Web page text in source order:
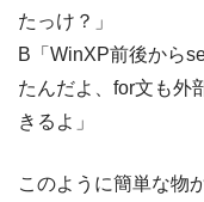
たっけ？」
B「WinXP前後から
たんだよ、for文も外
きるよ」
このように簡単な物